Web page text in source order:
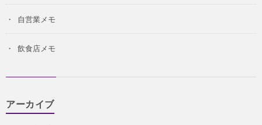
自営業メモ
飲食店メモ
アーカイブ